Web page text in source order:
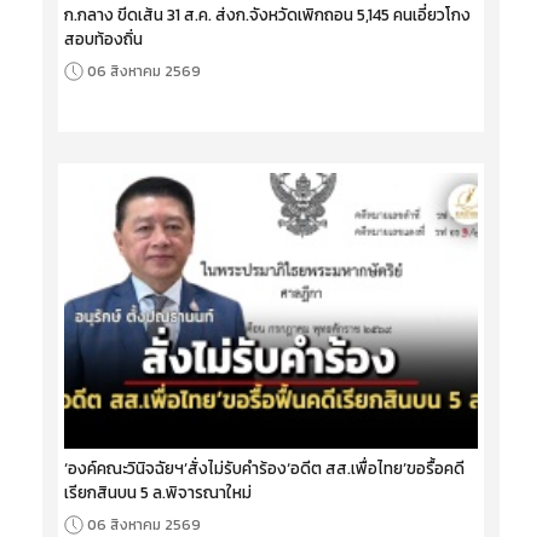
ก.กลาง ขีดเส้น 31 ส.ค. ส่งก.จังหวัดเพิกถอน 5,145 คนเอี่ยวโกง
สอบท้องถิ่น
06 สิงหาคม 2569
‘องค์คณะวินิจฉัยฯ’สั่งไม่รับคำร้อง‘อดีต สส.เพื่อไทย’ขอรื้อคดี
เรียกสินบน 5 ล.พิจารณาใหม่
06 สิงหาคม 2569